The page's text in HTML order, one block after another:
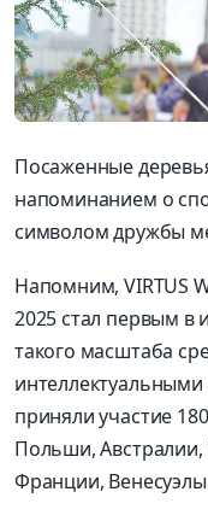
Посаженные
напоминанием о
символом дружбы
Напомним, VIRTUS
2025 стал первым в
такого масштаба
приняли участие
Польши,
Франции,